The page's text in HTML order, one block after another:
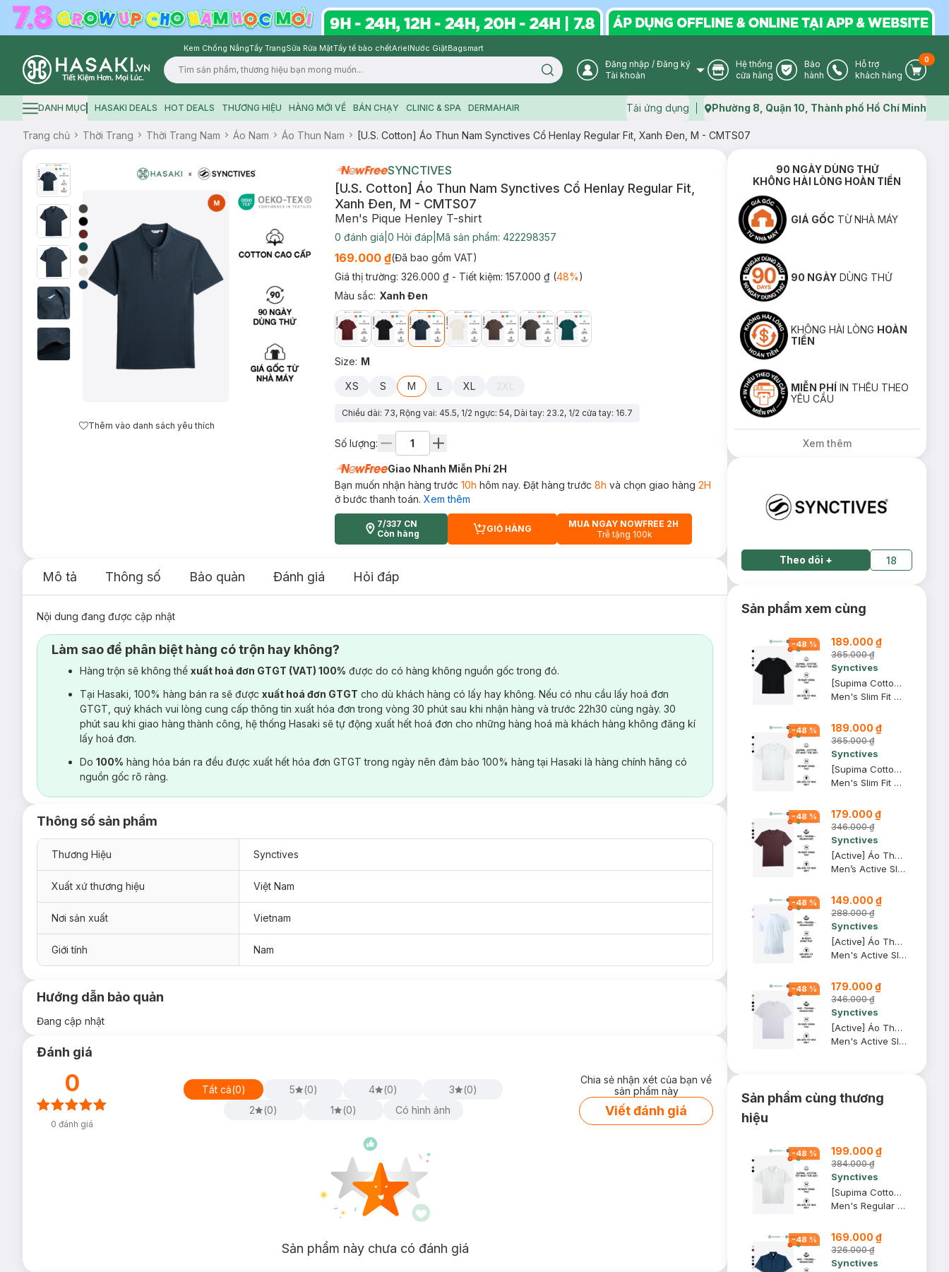
Kem Chống NắngTẩy TrangSữa Rửa MặtTẩy tế bào chếtArielNước GiặtBagsmart
Logo
Search icon User Icon
Đăng nhập / Đăng ký
Tài khoản
Store Icon
Hệ thống
cửa hàng
Warranty Icon
Bảo
hành
Phone Icon
Hỗ trợ
khách hàng
Cart
0
Hamburger icon
DANH MỤC HASAKI DEALS HOT DEALS THƯƠNG HIỆU HÀNG MỚI VỀ BÁN CHẠY CLINIC & SPA DERMAHAIR Tải ứng dụng Map icon
Phường 8, Quận 10, Thành phố Hồ Chí Minh
Trang chủ Thời Trang Thời Trang Nam Áo Nam Áo Thun Nam [U.S. Cotton] Áo Thun Nam Synctives Cổ Henlay Regular Fit, Xanh Ðen, M - CMTS07
Thêm vào danh sách yêu thích
SYNCTIVES
[U.S. Cotton] Áo Thun Nam Synctives Cổ Henlay Regular Fit,
Xanh Ðen, M - CMTS07
Men's Pique Henley T-shirt
0 đánh giá 0 Hỏi đáp Mã sản phẩm: 422298357
169.000 ₫(Đã bao gồm VAT)
Giá thị trường: 326.000 ₫ - Tiết kiệm: 157.000 ₫(48%)
Màu sắc: Xanh Đen
Size: M
XS S M L XL 2XL
Chiều dài: 73, Rộng vai: 45.5, 1/2 ngực: 54, Dài tay: 23.2, 1/2 cửa tay: 16.7
Số lượng:
Giao Nhanh Miễn Phí 2H
Bạn muốn nhận hàng trước 10h hôm nay. Đặt hàng trước 8h và chọn giao hàng 2H
ở bước thanh toán. Xem thêm
7/337 CN
Còn hàng
CART PLUS ICON
GIỎ HÀNG
MUA NGAY NOWFREE 2H
Trễ tặng 100k
Mô tả Thông số Bảo quản Đánh giá Hỏi đáp
Nội dung đang được cập nhật
Làm sao để phân biệt hàng có trộn hay không?
Hàng trộn sẽ không thể xuất hoá đơn GTGT (VAT) 100% được do có hàng không nguồn gốc trong đó.
Tại Hasaki, 100% hàng bán ra sẽ được xuất hoá đơn GTGT cho dù khách hàng có lấy hay không. Nếu có nhu cầu lấy hoá đơn
GTGT, quý khách vui lòng cung cấp thông tin xuất hóa đơn trong vòng 30 phút sau khi nhận hàng và trước 22h30 cùng ngày. 30
phút sau khi giao hàng thành công, hệ thống Hasaki sẽ tự động xuất hết hoá đơn cho những hàng hoá mà khách hàng không đăng kí
lấy hoá đơn.
Do 100% hàng hóa bán ra đều được xuất hết hóa đơn GTGT trong ngày nên đảm bảo 100% hàng tại Hasaki là hàng chính hãng có
nguồn gốc rõ ràng.
Thông số sản phẩm
Thương Hiệu Synctives
Xuất xứ thương hiệu Việt Nam
Nơi sản xuất Vietnam
Giới tính Nam
Hướng dẫn bảo quản
Đang cập nhật
Đánh giá
0
0 đánh giá
Tất cả(0) 5 (0) 4 (0) 3 (0)
2
(0) 1 (0) Có hình ảnh
Chia sẻ nhận xét của bạn về
sản phẩm này
Viết đánh giá
Sản phẩm này chưa có đánh giá
90 NGÀY DÙNG THỬ
KHÔNG HÀI LÒNG HOÀN TIỀN
GIÁ GỐC TỪ NHÀ MÁY
90 NGÀY DÙNG THỬ
KHÔNG HÀI LÒNG HOÀN
TIỀN
MIỄN PHÍ IN THÊU THEO
YÊU CẦU
Xem thêm
Theo dõi + 18
Sản phẩm xem cùng
-48 % 189.000 ₫
365.000 ₫
Synctives
[Supima Cotton] Áo Thun Nam Synctives Slim Fit, Đen, M - CMTS0029
Men's Slim Fit T-shirt
-48 % 189.000 ₫
365.000 ₫
Synctives
[Supima Cotton] Áo Thun Nam Synctives Slim Fit, Trắng, XS - CMTS0029
Men's Slim Fit T-shirt
-48 % 179.000 ₫
346.000 ₫
Synctives
[Active] Áo Thun Nam Synctives In Phản Quang Slim Fit, Nâu Chocolate, XL - SMTS0005
Men’s Active Slim Fit Reflective Print T-Shirt
-48 % 149.000 ₫
288.000 ₫
Synctives
[Active] Áo Thun Nam Synctives Slim Fit, Trắng, XS - SMTS0003
Men's Active Slim Fit T-Shirt
-48 % 179.000 ₫
346.000 ₫
Synctives
[Active] Áo Thun Nam Synctives Slim Fit, Xám Army, S - SMTS0007
Men's Active Slim Fit T-shirt
Sản phẩm cùng thương
hiệu
-48 % 199.000 ₫
384.000 ₫
Synctives
[Supima Cotton] Áo Polo Nam Synctives Regular Fit, Trắng, M - CMPO0012
Men's Regular Fit Polo Shirt
-48 % 169.000 ₫
326.000 ₫
Synctives